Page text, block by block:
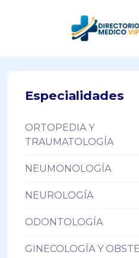
Especialidades
ORTOPEDIA Y
TRAUMATOLOGÍA
NEUMONOLOGÍA
NEUROLOGÍA
ODONTOLOGÍA
GINECOLOGÍA Y